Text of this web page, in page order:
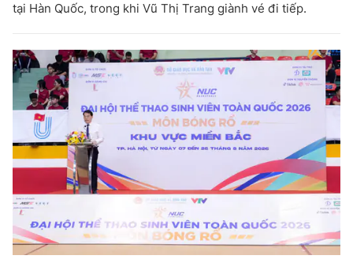
tại Hàn Quốc, trong khi Vũ Thị Trang giành vé đi tiếp.